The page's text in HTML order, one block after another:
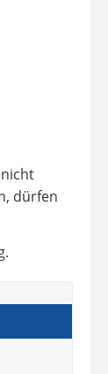
dürfen